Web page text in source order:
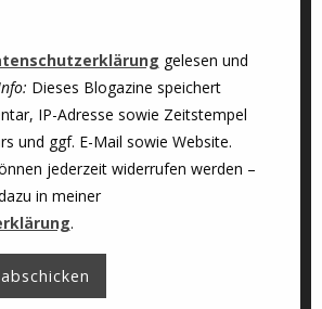
gelesen und
Dieses Blogazine speichert
IP-Adresse sowie Zeitstempel
und ggf. E-Mail sowie Website.
jederzeit widerrufen werden –
in meiner
.